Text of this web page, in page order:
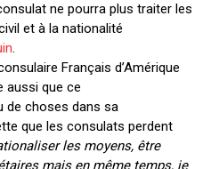
ne pourra plus traiter les
et à la nationalité
.
Français d’Amérique
aussi que ce
de choses dans sa
que les consulats perdent
les moyens, être
mais en même temps, je